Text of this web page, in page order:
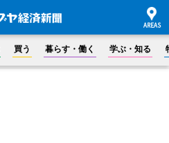
買う 暮らす・働く 学ぶ・知る